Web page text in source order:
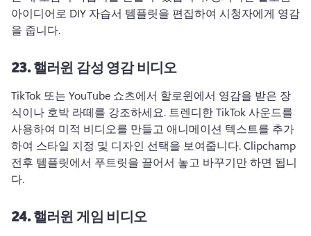
아이디어로 DIY 자습서 템플릿을 편집하여 시청자에게 영감
을 줍니다.
23.핼러윈 감성 영감 비디오
TikTok 또는 YouTube 쇼츠에서 할로윈에서 영감을 받은 장
식이나 호박 라떼를 강조하세요. 트렌디한 TikTok 사운드를
사용하여 미적 비디오를 만들고 애니메이션 텍스트를 추가
하여 스타일 지정 및 디자인 선택을 보여줍니다. Clipchamp
전후 템플릿에서 푸트릿을 끌어서 놓고 바꾸기만 하면 됩니
다.
24.핼러윈 게임 비디오